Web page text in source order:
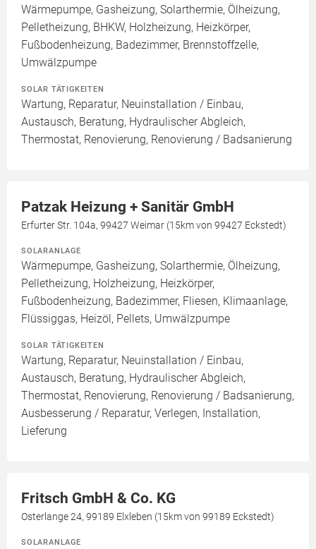
Wärmepumpe, Gasheizung, Solarthermie, Ölheizung,
Pelletheizung, BHKW, Holzheizung, Heizkörper,
Fußbodenheizung, Badezimmer, Brennstoffzelle,
Umwälzpumpe
SOLAR TÄTIGKEITEN
Wartung, Reparatur, Neuinstallation / Einbau,
Austausch, Beratung, Hydraulischer Abgleich,
Thermostat, Renovierung, Renovierung / Badsanierung
Patzak Heizung + Sanitär GmbH
Erfurter Str. 104a, 99427 Weimar (15km von 99427 Eckstedt)
SOLARANLAGE
Wärmepumpe, Gasheizung, Solarthermie, Ölheizung,
Pelletheizung, Holzheizung, Heizkörper,
Fußbodenheizung, Badezimmer, Fliesen, Klimaanlage,
Flüssiggas, Heizöl, Pellets, Umwälzpumpe
SOLAR TÄTIGKEITEN
Wartung, Reparatur, Neuinstallation / Einbau,
Austausch, Beratung, Hydraulischer Abgleich,
Thermostat, Renovierung, Renovierung / Badsanierung,
Ausbesserung / Reparatur, Verlegen, Installation,
Lieferung
Fritsch GmbH & Co. KG
Osterlange 24, 99189 Elxleben (15km von 99189 Eckstedt)
SOLARANLAGE